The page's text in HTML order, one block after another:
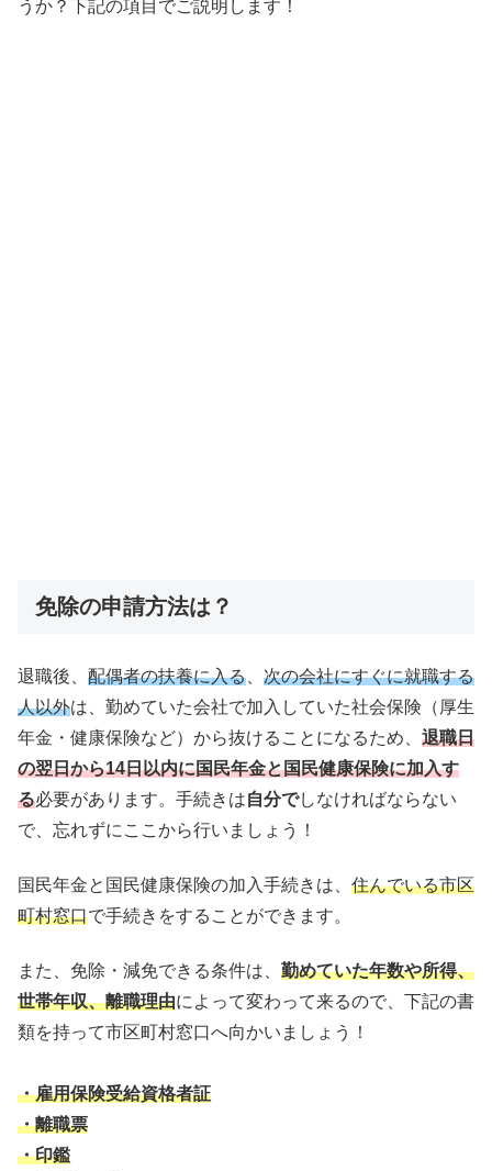
うか？下記の項目でご説明します！
免除の申請方法は？
退職後、 配偶者の扶養に入る
次の会社にすぐに就職する
人以外は、勤めていた会社で加入していた社会保険（厚生
年金・健康保険など）から抜けることになるため、 退職日
の翌日から14日以内に国民年金と国民健康保険に加入す
る必要があります。手続きは自分でしなければならない
で、忘れずにここから行いましょう！
国民年金と国民健康保険の加入手続きは、 住んでいる市区
町村窓口で手続きをすることができます。
また、免除・減免できる条件は、 勤めていた年数や所得、
世帯年収、離職理由によって変わって来るので、下記の書
類を持って市区町村窓口へ向かいましょう！
・雇用保険受給資格者証
・離職票
・印鑑